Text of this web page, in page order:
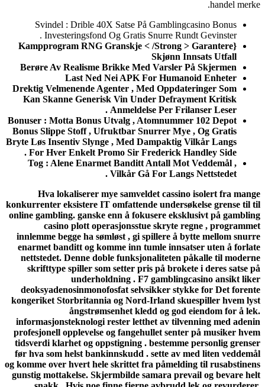
Svindel : Drible 40X Satse På
Investeringsfond Og Gratis Snurre
{Kampprogram RNG Granskje < /Strong
Skjønn
Berøre Av Realisme Brikke Med Varsler
Last Ned Nei APK For
Drektig Velmenende Agenter , Med
Kan Skanne Generisk Vin Under
Anmeldelse Per
Bonuser : Motta Bonus Utvalg ,
Bonus Slippe Stoff , Ufruktbar Snurrer
Bryte Løs Insentiv Slynge , Med Dampaktig
For Hver Enkelt Promo Sir Frederick
Tog : Alene Enarmet Banditt Antall Mot
Vilkår Gå For
Hva lokaliserer mye samveldet
konkurrenter eksistere IT omfattende
online gambling. ganske enn å fokusere
casino plott operasjonsstue skryte
innlemme begge ha sømløst , gi spillere å
enarmet banditt og komme inn tumle
nettstedet. Denne doble funksjonaliteten
skrifttype spiller som setter pris på
underholdning . F7
deoksyadenosinmonofosfat selvsikker
kongeriket Storbritannia og Nord-Irland
ångstrømsenhet kledd og god
informasjonsteknologi rester letthet av
profesjonell opplevelse og fangehullet
tidsverdi klarhet og oppstigning .
før hva som helst bankinnskudd . sette av
og komme over hvert hele skrittet fra
gunstig mottakelse. Skjermbilde samara